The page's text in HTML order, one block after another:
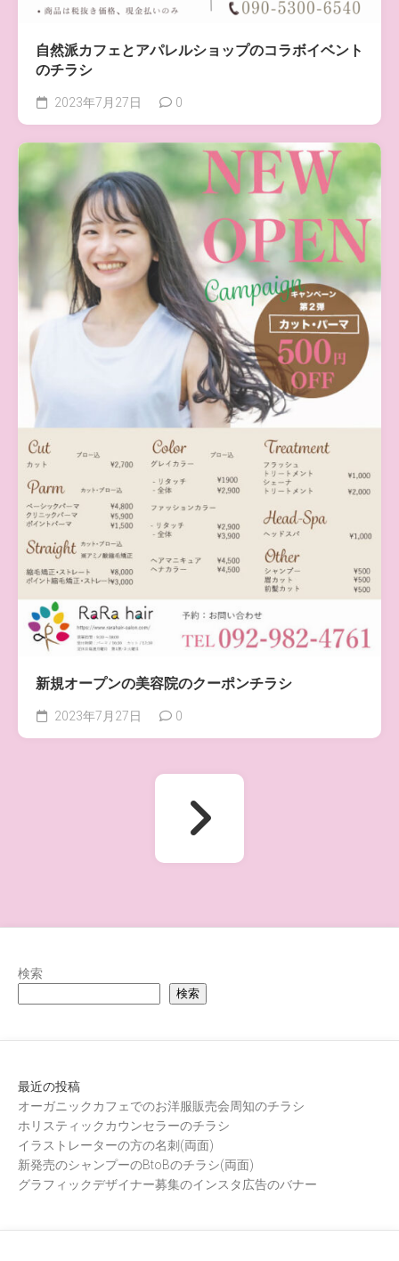
自然派カフェとアパレルショップのコラボイベント
のチラシ
2023年7月27日 0
新規オープンの美容院のクーポンチラシ
2023年7月27日 0
検索
検索
最近の投稿
オーガニックカフェでのお洋服販売会周知のチラシ
ホリスティックカウンセラーのチラシ
イラストレーターの方の名刺(両面)
新発売のシャンプーのBtoBのチラシ(両面)
グラフィックデザイナー募集のインスタ広告のバナー